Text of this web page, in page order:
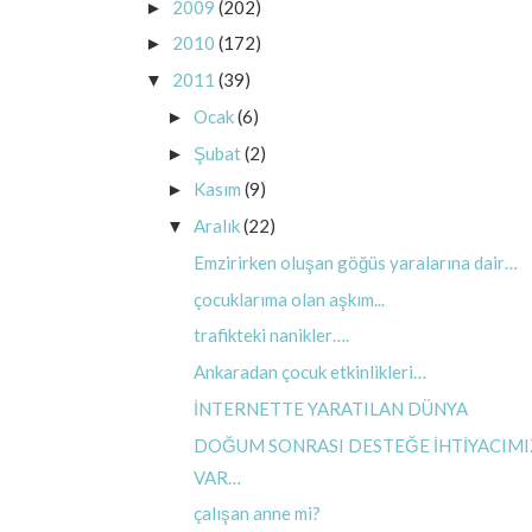
► 2009 (202)
► 2010 (172)
▼ 2011 (39)
► Ocak(6)
► Şubat(2)
► Kasım (9)
▼ Aralık(22)
Emzirirken oluşan göğüs yaralarına dair…
çocuklarıma olan aşkım...
trafikteki nanikler….
Ankaradan çocuk etkinlikleri…
İNTERNETTE YARATILAN DÜNYA
DOĞUM SONRASI DESTEĞE
VAR…
çalışan anne mi?